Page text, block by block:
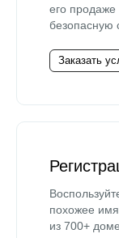
его
безопасную
Заказать
похожее
из 700+